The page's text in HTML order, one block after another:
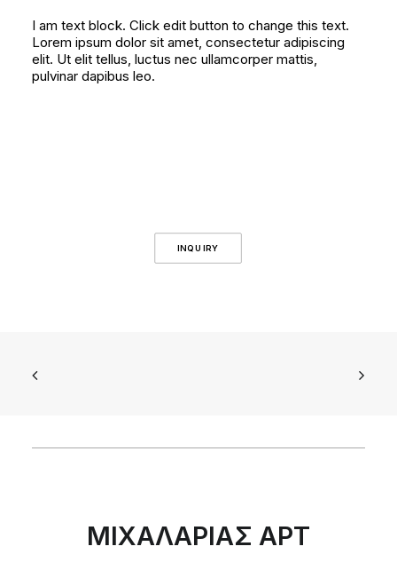
I am text block. Click edit button to change this text.
Lorem ipsum dolor sit amet, consectetur adipiscing
elit. Ut elit tellus, luctus nec ullamcorper mattis,
pulvinar dapibus leo.
INQUIRY
ΜΙΧΑΛΑΡΙΑΣ ΑΡΤ